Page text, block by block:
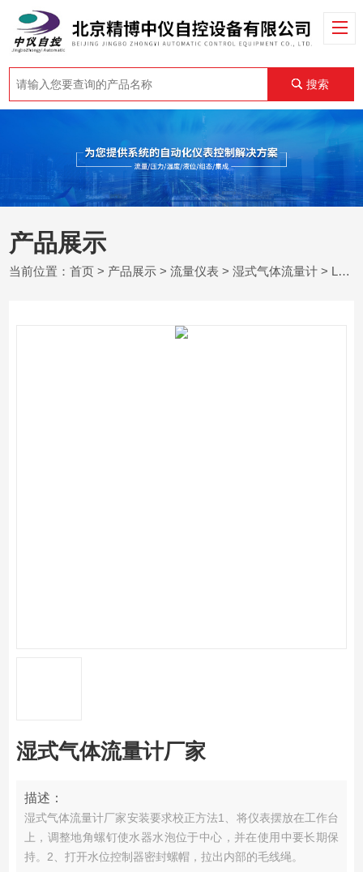
搜索
产品展示
当前位置：首页 > 产品展示 >流量仪表 >湿式气体流量计 > LML湿式气体流量计厂家
湿式气体流量计厂家
描述：
湿式气体流量计厂家安装要求校正方法1、将仪表摆放在工作台
上，调整地角螺钉使水器水泡位于中心，并在使用中要长期保
持。2、打开水位控制器密封螺帽，拉出内部的毛线绳。